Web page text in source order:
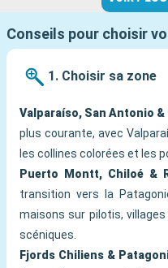
Conseils pour choisir
1. Choisir sa zone
Valparaíso, San Antonio &
plus courante, avec
les collines colorées et les
Puerto Montt, Chiloé &
transition vers la
maisons sur pilotis,
scéniques.
Fjords Chiliens &